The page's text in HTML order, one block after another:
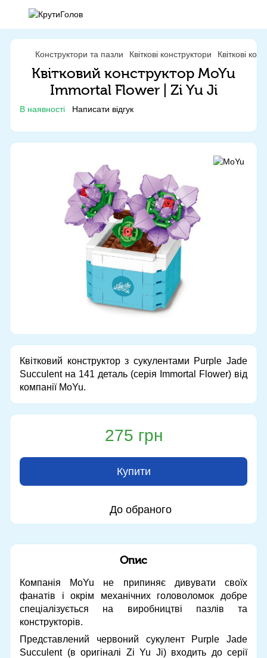
Конструктори та пазли Квіткові конструктори Квіткові
Квітковий конструктор MoYu
Immortal Flower | Zi Yu Ji
В наявності Написати відгук
Квітковий конструктор з сукулентами Purple Jade
Succulent на 141 деталь (серія Immortal Flower) від
компанії MoYu.
275 грн
Купити
До обраного
Опис
Компанія MoYu не припиняє дивувати своїх
фанатів і окрім механічних головоломок добре
спеціалізується на виробництві пазлів та
конструкторів.
Представлений червоний сукулент Purple Jade
Succulent (в оригіналі Zi Yu Ji) входить до серії